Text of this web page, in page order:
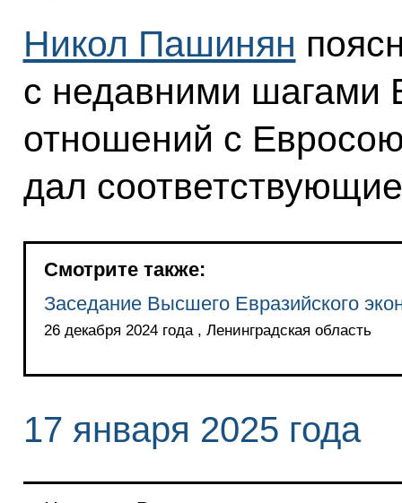
Никол Пашинян
с недавними шагами
отношений с
дал
Смотрите также:
Заседание Высшего Евразийского
26 декабря 2024 года , Ленинградская область
17 января 2025 года